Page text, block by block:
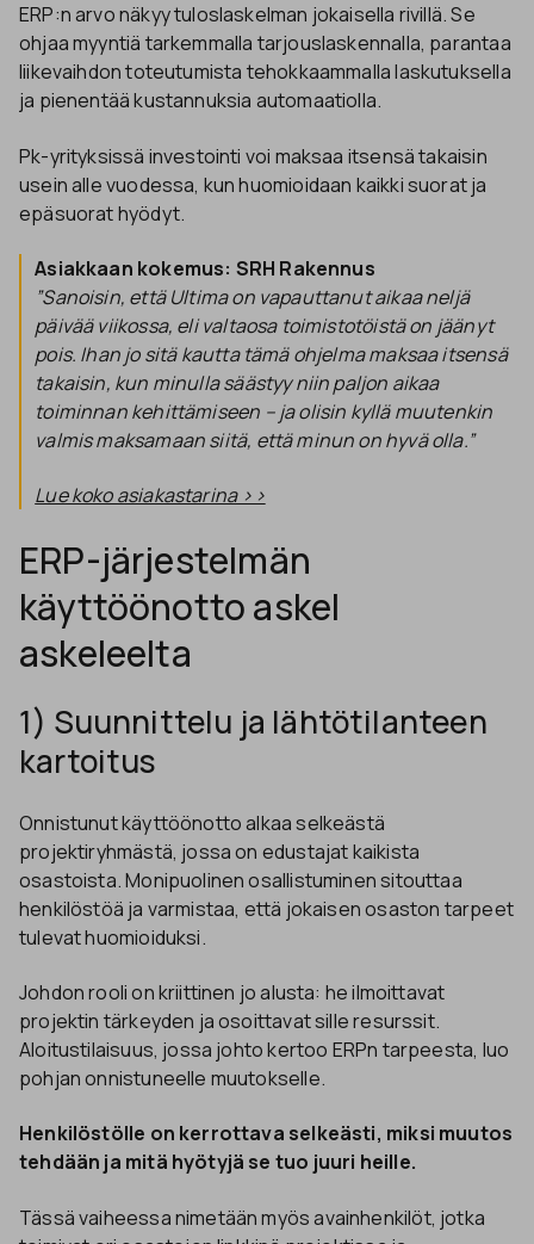
ERP:n arvo näkyy tuloslaskelman jokaisella rivillä. Se
ohjaa myyntiä tarkemmalla tarjouslaskennalla, parantaa
liikevaihdon toteutumista tehokkaammalla laskutuksella
ja pienentää kustannuksia automaatiolla.
Pk-yrityksissä investointi voi maksaa itsensä takaisin
usein alle vuodessa, kun huomioidaan kaikki suorat ja
epäsuorat hyödyt.
Asiakkaan kokemus: SRH Rakennus
”Sanoisin, että Ultima on vapauttanut aikaa neljä
päivää viikossa, eli valtaosa toimistotöistä on jäänyt
pois. Ihan jo sitä kautta tämä ohjelma maksaa itsensä
takaisin, kun minulla säästyy niin paljon aikaa
toiminnan kehittämiseen – ja olisin kyllä muutenkin
valmis maksamaan siitä, että minun on hyvä olla.”
Lue koko asiakastarina >>
ERP-järjestelmän
käyttöönotto askel
askeleelta
1) Suunnittelu ja lähtötilanteen
kartoitus
Onnistunut käyttöönotto alkaa selkeästä
projektiryhmästä, jossa on edustajat kaikista
osastoista. Monipuolinen osallistuminen sitouttaa
henkilöstöä ja varmistaa, että jokaisen osaston tarpeet
tulevat huomioiduksi.
Johdon rooli on kriittinen jo alusta: he ilmoittavat
projektin tärkeyden ja osoittavat sille resurssit.
Aloitustilaisuus, jossa johto kertoo ERPn tarpeesta, luo
pohjan onnistuneelle muutokselle.
Henkilöstölle on kerrottava selkeästi, miksi muutos
tehdään ja mitä hyötyjä se tuo juuri heille.
Tässä vaiheessa nimetään myös avainhenkilöt, jotka